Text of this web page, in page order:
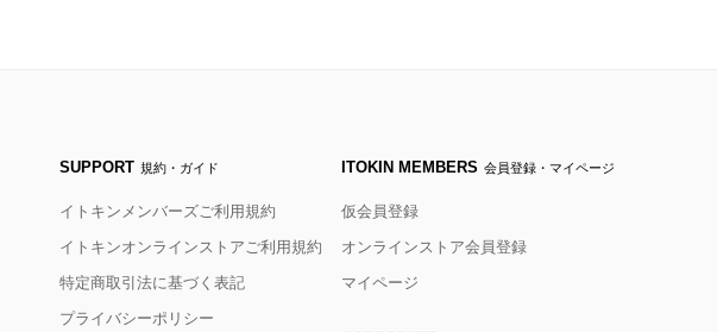
SUPPORT 規約・ガイド
イトキンメンバーズご利用規約
イトキンオンラインストアご利用規約
特定商取引法に基づく表記
プライバシーポリシー
ITOKIN MEMBERS 会員登録・マイページ
仮会員登録
オンラインストア会員登録
マイページ